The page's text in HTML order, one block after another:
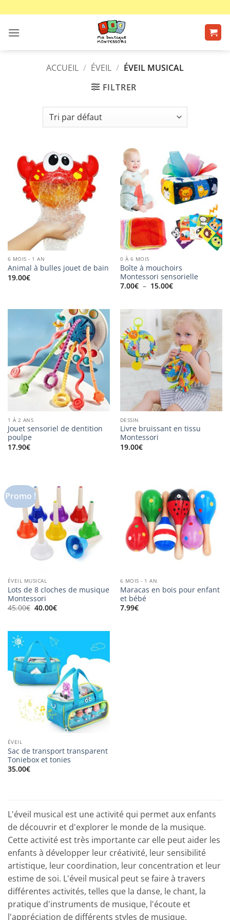
contenu
ACCUEIL / ÉVEIL / ÉVEIL MUSICAL
FILTRER
6 MOIS - 1 AN
Animal à bulles jouet de bain
19.00€
0 À 6 MOIS
Boîte à mouchoirs
Montessori sensorielle
7.00€ – 15.00€Plage
de
à
15.00€
1 À 2 ANS
Jouet sensoriel de dentition
poulpe
17.90€
DESSIN
Livre bruissant en tissu
Montessori
19.00€
Promo !
ÉVEIL MUSICAL
Lots de 8 cloches de musique
Montessori
45.00€ Le
45.00€.
40.00€Le
40.00€.
6 MOIS - 1 AN
Maracas en bois pour enfant
et bébé
7.99€
ÉVEIL
Sac de transport transparent
Toniebox et tonies
35.00€
L'éveil musical est une activité qui permet aux enfants
de découvrir et d'explorer le monde de la musique.
Cette activité est très importante car elle peut aider les
enfants à développer leur créativité, leur sensibilité
artistique, leur coordination, leur concentration et leur
estime de soi. L'éveil musical peut se faire à travers
différentes activités, telles que la danse, le chant, la
pratique d'instruments de musique, l'écoute et
l'appréciation de différents styles de musique.